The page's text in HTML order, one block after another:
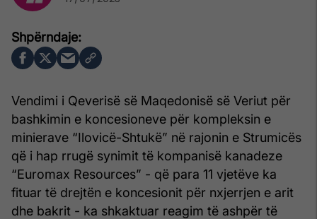
Vendimi i Qeverisë së Maqedonisë së Veriut për
bashkimin e koncesioneve për kompleksin e
minierave “Ilovicë-Shtukë” në rajonin e Strumicës
që i hap rrugë synimit të kompanisë kanadeze
“Euromax Resources” - që para 11 vjetëve ka
fituar të drejtën e koncesionit për nxjerrjen e arit
dhe bakrit - ka shkaktuar reagim të ashpër të